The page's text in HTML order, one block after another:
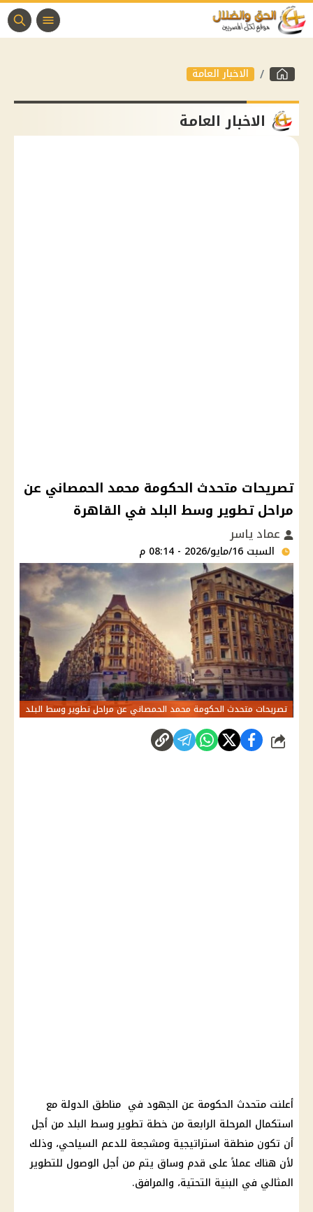
الاخبار العامة
الاخبار العامة
تصريحات متحدث الحكومة محمد الحمصاني عن
مراحل تطوير وسط البلد في القاهرة
عماد ياسر
السبت 16/مايو/2026 - 08:14 م
تصريحات متحدث الحكومة محمد الحمصاني عن مراحل تطوير وسط البلد
شارك
أعلنت متحدث الحكومة عن الجهود في مناطق الدولة مع
استكمال المرحلة الرابعة من خطة تطوير وسط البلد من أجل
أن تكون منطقة استراتيجية ومشجعة للدعم السياحي، وذلك
لأن هناك عملاً على قدم وساق يتم من أجل الوصول للتطوير
المثالي في البنية التحتية، والمرافق.